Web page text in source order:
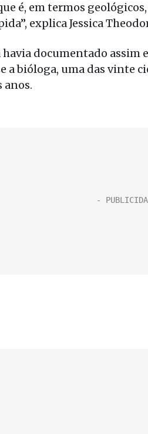
é, em termos
explica Jessica
documentado assim
a bióloga, uma das vinte